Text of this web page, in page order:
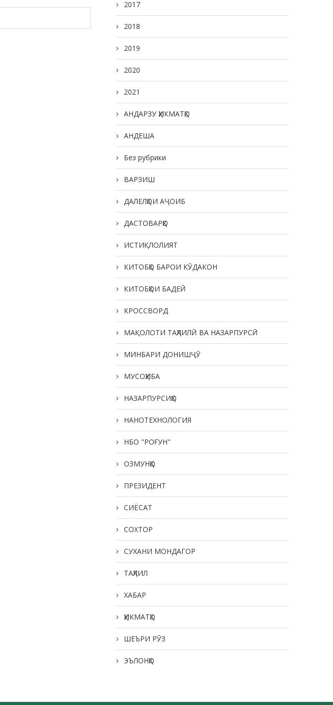
2017
2018
2019
2020
2021
АНДАРЗУ ҲИКМАТҲО
АНДЕША
Без рубрики
ВАРЗИШ
ДАЛЕЛҲОИ АҶОИБ
ДАСТОВАРҲО
ИСТИҚЛОЛИЯТ
КИТОБҲО БАРОИ КӮДАКОН
КИТОБҲОИ БАДЕӢ
КРОССВОРД
МАҚОЛОТИ ТАҲЛИЛӢ ВА НАЗАРПУРСӢ
МИНБАРИ ДОНИШҶӮ
МУСОҲИБА
НАЗАРПУРСИҲО
НАНОТЕХНОЛОГИЯ
НБО "РОҒУН"
ОЗМУНҲО
ПРЕЗИДЕНТ
СИЁСАТ
СОХТОР
СУХАНИ МОНДАГОР
ТАҲЛИЛ
ХАБАР
ҲИКМАТҲО
ШЕЪРИ РӮЗ
ЭЪЛОНҲО